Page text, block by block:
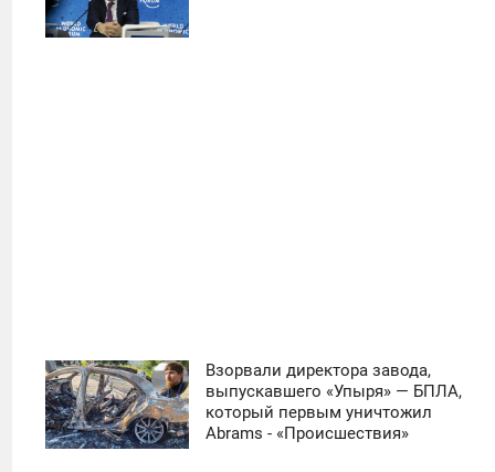
Взорвали директора завода,
выпускавшего «Упыря» — БПЛА,
который первым уничтожил
Abrams - «Происшествия»